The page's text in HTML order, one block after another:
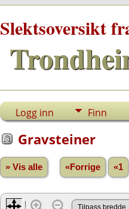
Slektsoversikt
Logg inn Finn
Gravsteiner
» Vis alle «Forrige «1